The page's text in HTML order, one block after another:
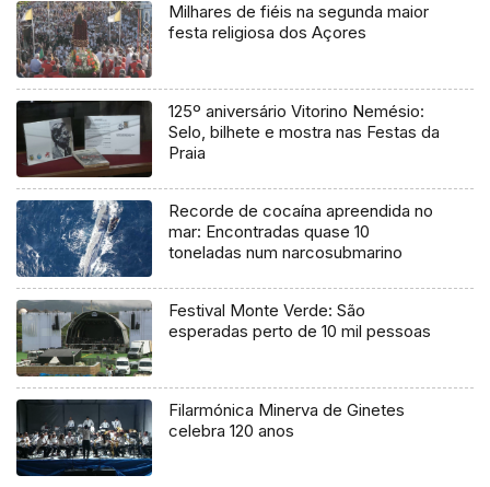
Milhares de fiéis na segunda maior
festa religiosa dos Açores
125º aniversário Vitorino Nemésio:
Selo, bilhete e mostra nas Festas da
Praia
Recorde de cocaína apreendida no
mar: Encontradas quase 10
toneladas num narcosubmarino
Festival Monte Verde: São
esperadas perto de 10 mil pessoas
Filarmónica Minerva de Ginetes
celebra 120 anos